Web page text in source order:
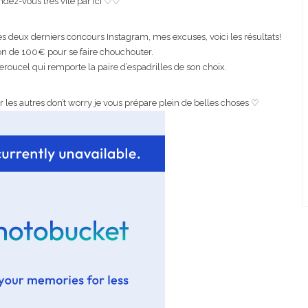
deux derniers concours Instagram, mes excuses, voici les résultats!
de 100€ pour se faire chouchouter.
qui remporte la paire d’espadrilles de son choix.
autres don’t worry je vous prépare plein de belles choses ♡